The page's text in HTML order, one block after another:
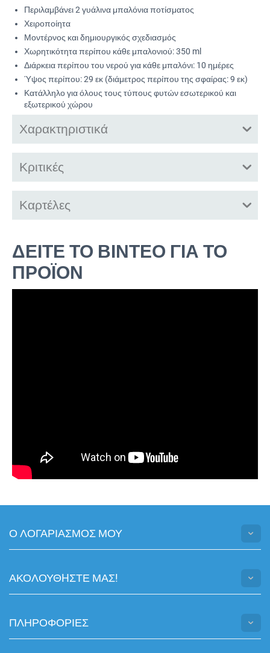
Περιλαμβάνει 2 γυάλινα μπαλόνια ποτίσματος
Χειροποίητα
Μοντέρνος και δημιουργικός σχεδιασμός
Χωρητικότητα περίπου κάθε μπαλονιού: 350 ml
Διάρκεια περίπου του νερού για κάθε μπαλόνι: 10 ημέρες
Ύψος περίπου: 29 εκ (διάμετρος περίπου της σφαίρας: 9 εκ)
Κατάλληλο για όλους τους τύπους φυτών εσωτερικού και
εξωτερικού χώρου
Χαρακτηριστικά
Κριτικές
Καρτέλες
ΔΕΙΤΕ ΤΟ ΒΙΝΤΕΟ ΓΙΑ ΤΟ
ΠΡΟΪΟΝ
Ο ΛΟΓΑΡΙΑΣΜΟΣ ΜΟΥ
ΑΚΟΛΟΥΘHΣΤΕ ΜΑΣ!
ΠΛΗΡΟΦΟΡΙΕΣ